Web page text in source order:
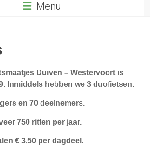
Menu
Duiven – Westervoort is
Inmiddels hebben we 3 duofietsen.
en 70 deelnemers.
750 ritten per jaar.
€ 3,50 per dagdeel.